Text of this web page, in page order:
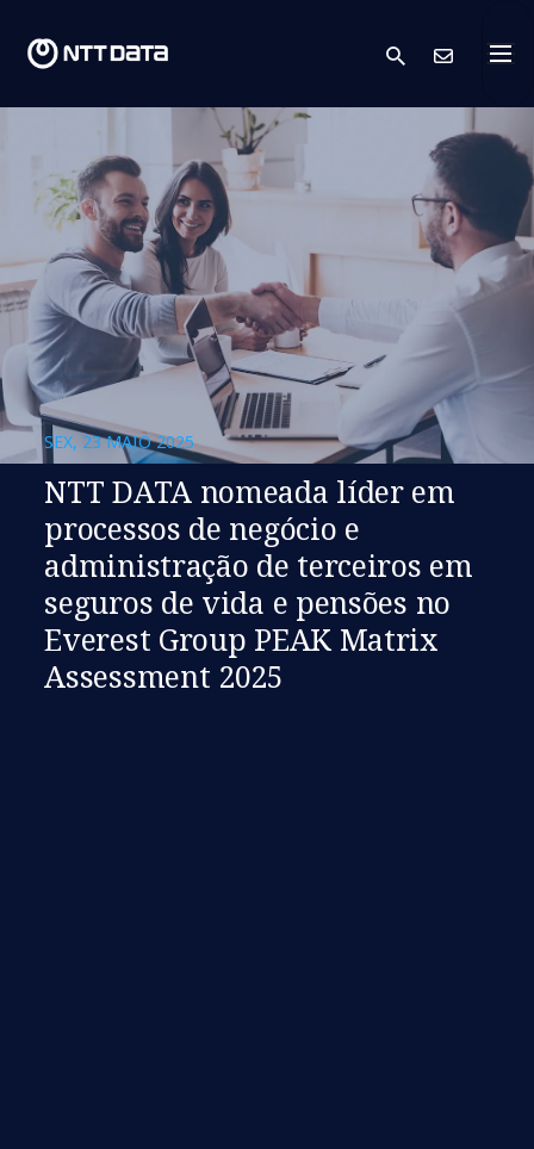
search
SEX, 23 MAIO 2025
NTT DATA nomeada líder em
processos de negócio e
administração de terceiros em
seguros de vida e pensões no
Everest Group PEAK Matrix
Assessment 2025